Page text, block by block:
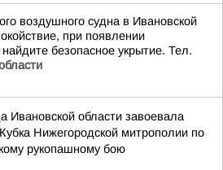
воздушного судна в Ивановской
при появлении
безопасное укрытие. Тел.
Ивановской области завоевала
Нижегородской митрополии по
рукопашному бою